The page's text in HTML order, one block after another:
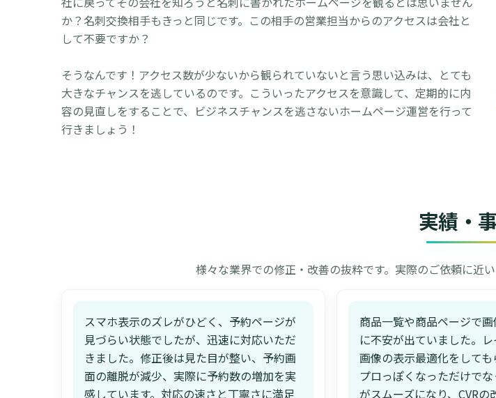
か？名刺交換相手もきっと同じです。この相手の営業担当からのアクセスは会社と
して不要ですか？
そうなんです！アクセス数が少ないから観られていないと言う思い込みは、とても
大きなチャンスを逃しているのです。こういったアクセスを意識して、定期的に内
容の見直しをすることで、ビジネスチャンスを逃さないホームページ運営を行って
行きましょう！
実績・
様々な業界での修正・改善の抜粋です。実際のご依頼に近
スマホ表示のズレがひどく、予約ページが
見づらい状態でしたが、迅速に対応いただ
きました。修正後は見た目が整い、予約画
面の離脱が減少、実際に予約数の増加を実
感しています。対応の速さと丁寧さに満足
商品一覧や商品ページで
に不安が出ていました。
画像の表示最適化をして
プロっぽくなっただけで
がスムーズになり、CVRの